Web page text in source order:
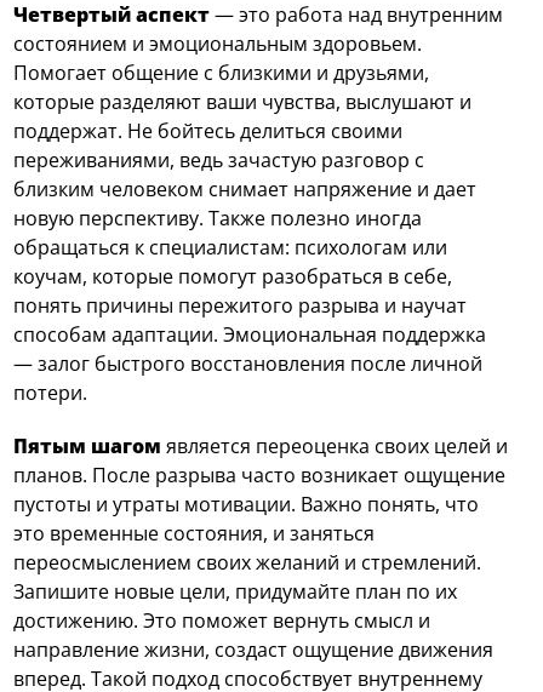
Четвертый аспект— это работа над внутренним
состоянием и эмоциональным здоровьем.
Помогает общение с близкими и друзьями,
которые разделяют ваши чувства, выслушают и
поддержат. Не бойтесь делиться своими
переживаниями, ведь зачастую разговор с
близким человеком снимает напряжение и дает
новую перспективу. Также полезно иногда
обращаться к специалистам: психологам или
коучам, которые помогут разобраться в себе,
понять причины пережитого разрыва и научат
способам адаптации. Эмоциональная поддержка
— залог быстрого восстановления после личной
потери.
Пятым шагом является переоценка своих целей и
планов. После разрыва часто возникает ощущение
пустоты и утраты мотивации. Важно понять, что
это временные состояния, и заняться
переосмыслением своих желаний и стремлений.
Запишите новые цели, придумайте план по их
достижению. Это поможет вернуть смысл и
направление жизни, создаст ощущение движения
вперед. Такой подход способствует внутреннему